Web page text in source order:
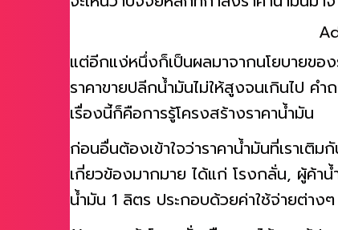
จะเห็นว่าปัจจัยหลักที่กำลังราคาน้ำมันมา
แต่อีกแง่หนึ่งก็เป็นผลมาจากนโยบายขอ
ราคาขายปลีกน้ำมันไม่ให้สูงจนเกินไป ค
เรื่องนี้ก็คือการรู้โครงสร้างราคาน้ำมัน
ก่อนอื่นต้องเข้าใจว่าราคาน้ำมันที่เราเติ
เกี่ยวข้องมากมาย ได้แก่ โรงกลั่น, ผู้ค้า
น้ำมัน 1 ลิตร ประกอบด้วยค่าใช้จ่ายต่าง